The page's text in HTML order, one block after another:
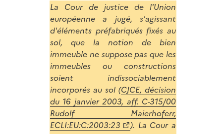
La Cour de justice de l'Union
européenne a jugé, s'agissant
d'éléments préfabriqués fixés au
sol, que la notion de bien
immeuble ne suppose pas que les
immeubles ou constructions
soient indissociablement
incorporés au sol (CJCE, décision
du 16 janvier 2003, aff. C-315/00
Rudolf Maierhoferr,
ECLI:EU:C:2003:23
). La Cour a